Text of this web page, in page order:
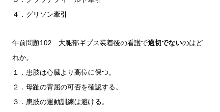
４．グリソン牽引
午前問題102 大腿部ギプス装着後の看護で適切でないのはど
れか。
１．患肢は心臓より高位に保つ。
２．母趾の背屈の可否を確認する。
３．患肢の運動訓練は避ける。